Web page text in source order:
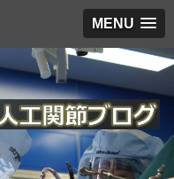
MENU